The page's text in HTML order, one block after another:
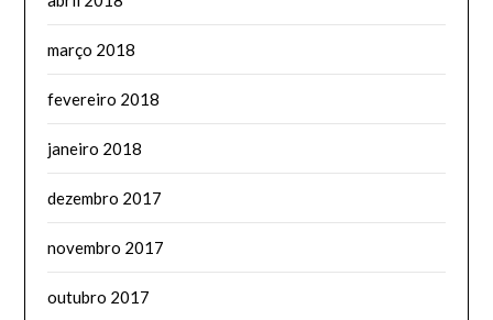
março 2018
fevereiro 2018
janeiro 2018
dezembro 2017
novembro 2017
outubro 2017